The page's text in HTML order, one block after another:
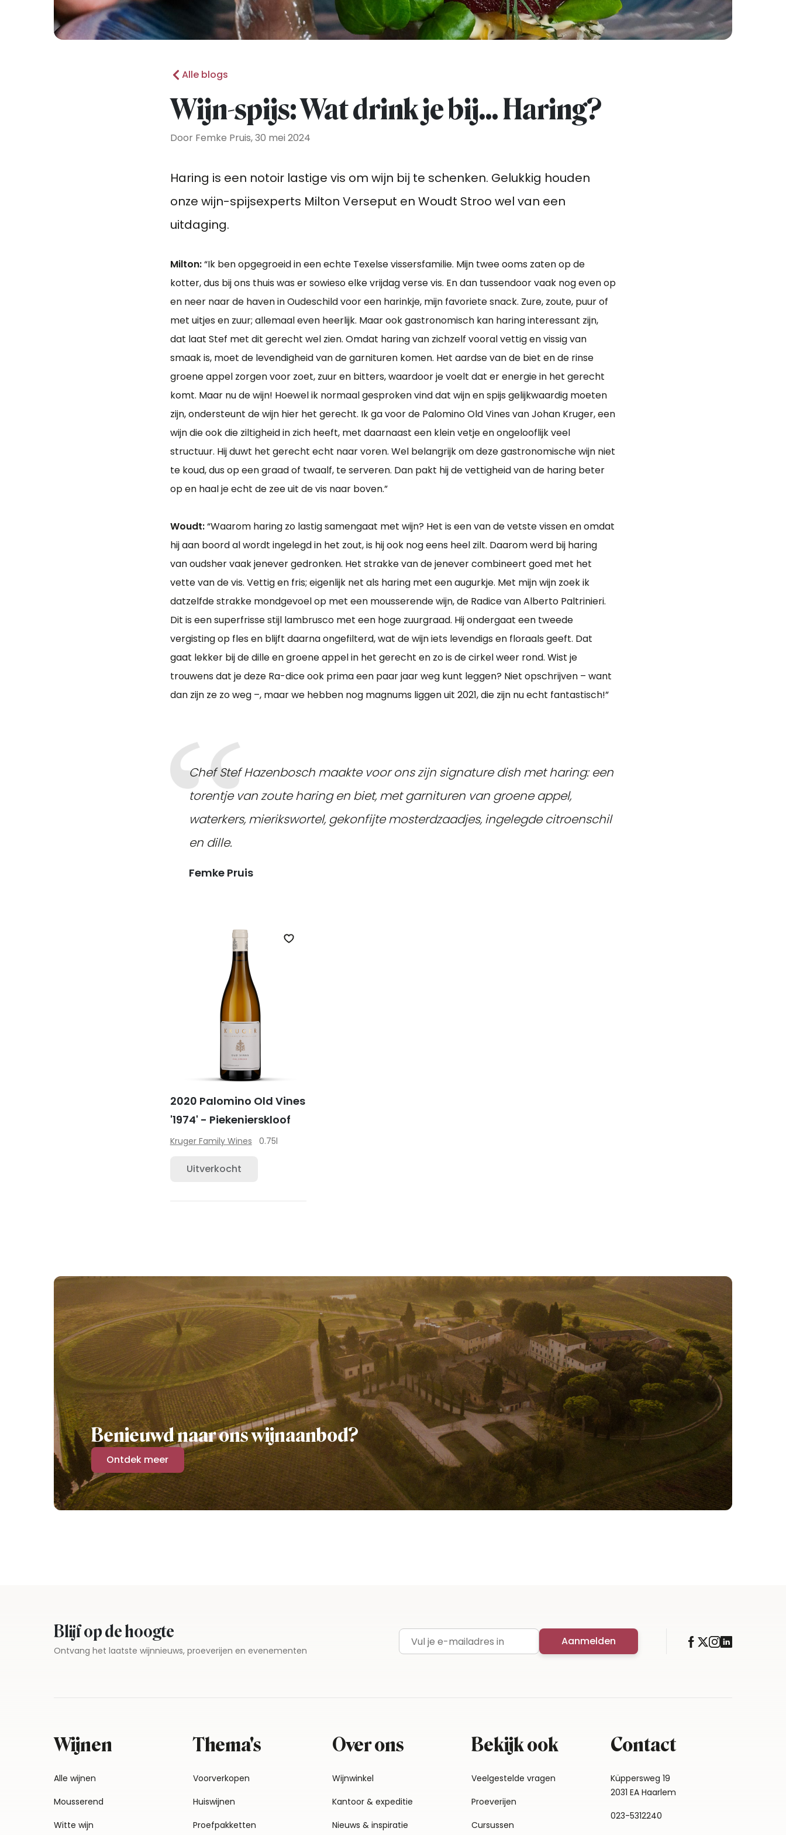
Alle blogs
Wijn-spijs: Wat drink je bij... Haring?
Door Femke Pruis, 30 mei 2024
Haring is een notoir lastige vis om wijn bij te schenken. Gelukkig houden
onze wijn-spijsexperts Milton Verseput en Woudt Stroo wel van een
uitdaging.
Milton:“Ik ben opgegroeid in een echte Texelse vissersfamilie. Mijn twee ooms zaten op de
kotter, dus bij ons thuis was er sowieso elke vrijdag verse vis. En dan tussendoor vaak nog even op
en neer naar de haven in Oudeschild voor een harinkje, mijn favoriete snack. Zure, zoute, puur of
met uitjes en zuur; allemaal even heerlijk. Maar ook gastronomisch kan haring interessant zijn,
dat laat Stef met dit gerecht wel zien. Omdat haring van zichzelf vooral vettig en vissig van
smaak is, moet de levendigheid van de garnituren komen. Het aardse van de biet en de rinse
groene appel zorgen voor zoet, zuur en bitters, waardoor je voelt dat er energie in het gerecht
komt. Maar nu de wijn! Hoewel ik normaal gesproken vind dat wijn en spijs gelijkwaardig moeten
zijn, ondersteunt de wijn hier het gerecht. Ik ga voor de Palomino Old Vines van Johan Kruger, een
wijn die ook die ziltigheid in zich heeft, met daarnaast een klein vetje en ongelooflijk veel
structuur. Hij duwt het gerecht echt naar voren. Wel belangrijk om deze gastronomische wijn niet
te koud, dus op een graad of twaalf, te serveren. Dan pakt hij de vettigheid van de haring beter
op en haal je echt de zee uit de vis naar boven.”
Woudt:“Waarom haring zo lastig samengaat met wijn? Het is een van de vetste vissen en omdat
hij aan boord al wordt ingelegd in het zout, is hij ook nog eens heel zilt. Daarom werd bij haring
van oudsher vaak jenever gedronken. Het strakke van de jenever combineert goed met het
vette van de vis. Vettig en fris; eigenlijk net als haring met een augurkje. Met mijn wijn zoek ik
datzelfde strakke mondgevoel op met een mousserende wijn, de Radice van Alberto Paltrinieri.
Dit is een superfrisse stijl lambrusco met een hoge zuurgraad. Hij ondergaat een tweede
vergisting op fles en blijft daarna ongefilterd, wat de wijn iets levendigs en floraals geeft. Dat
gaat lekker bij de dille en groene appel in het gerecht en zo is de cirkel weer rond. Wist je
trouwens dat je deze Ra-dice ook prima een paar jaar weg kunt leggen? Niet opschrijven – want
dan zijn ze zo weg –, maar we hebben nog magnums liggen uit 2021, die zijn nu echt fantastisch!”
Chef Stef Hazenbosch maakte voor ons zijn signature dish met haring: een
torentje van zoute haring en biet, met garnituren van groene appel,
waterkers, mierikswortel, gekonfijte mosterdzaadjes, ingelegde citroenschil
en dille.
Femke Pruis
Zet op verlanglijst
2020 Palomino Old Vines
'1974' - Piekenierskloof
Kruger Family Wines 0.75l
Uitverkocht
Benieuwd naar ons wijnaanbod?
Ontdek meer
Blijf op de hoogte
Ontvang het laatste wijnnieuws, proeverijen en evenementen E-mailadres Aanmelden
Wijnen
Alle wijnen
Mousserend
Witte wijn
Thema's
Voorverkopen
Huiswijnen
Proefpakketten
Over ons
Wijnwinkel
Kantoor & expeditie
Nieuws & inspiratie
Bekijk ook
Veelgestelde vragen
Proeverijen
Cursussen
Contact
Küppersweg 19
2031 EA Haarlem
023-5312240